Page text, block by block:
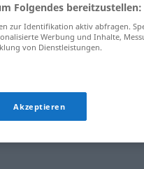
Folgendes bereitzustellen:
zur Identifikation aktiv abfragen.
Werbung und Inhalte,
von Dienstleistungen.
Akzeptieren